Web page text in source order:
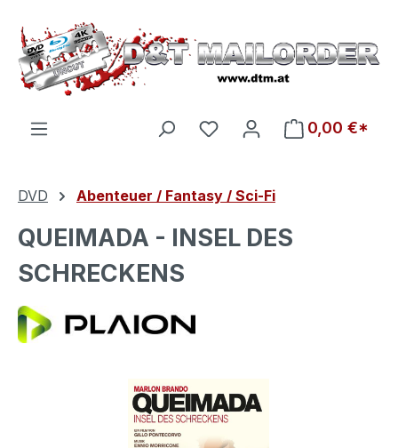
Zum Hauptinhalt springen
Du hast 0 Produkte auf
0,00 €*
DVD Abenteuer / Fantasy / Sci-Fi
QUEIMADA - INSEL DES
SCHRECKENS
Bildergalerie überspringen